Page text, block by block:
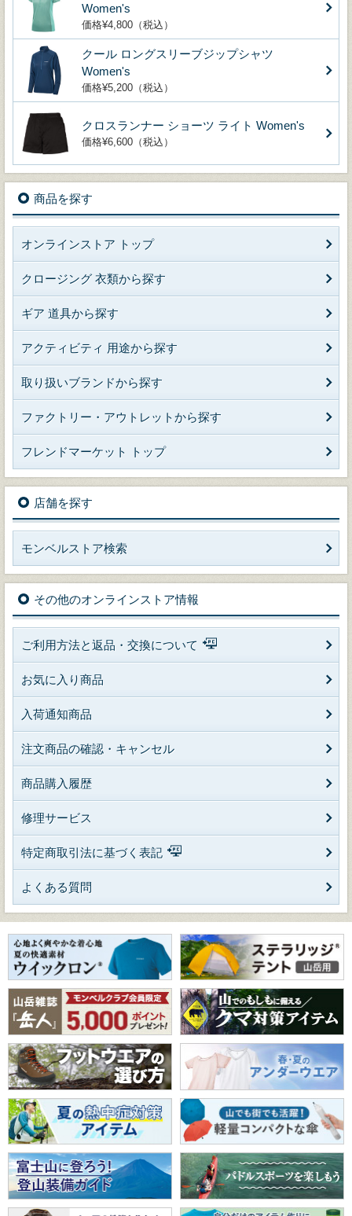
Women's
価格¥4,800（税込）
クール ロングスリーブジップシャツ
Women's
価格¥5,200（税込）
クロスランナー ショーツ ライト Women's
価格¥6,600（税込）
商品を探す
オンラインストア トップ
クロージング 衣類から探す
ギア 道具から探す
アクティビティ 用途から探す
取り扱いブランドから探す
ファクトリー・アウトレットから探す
フレンドマーケット トップ
店舗を探す
モンベルストア検索
その他のオンラインストア情報
ご利用方法と返品・交換について
お気に入り商品
入荷通知商品
注文商品の確認・キャンセル
商品購入履歴
修理サービス
特定商取引法に基づく表記
よくある質問